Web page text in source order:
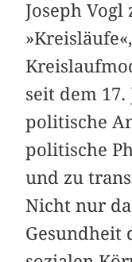
Joseph
seit dem
politische
politische
und zu
Nicht nur
Gesundheit